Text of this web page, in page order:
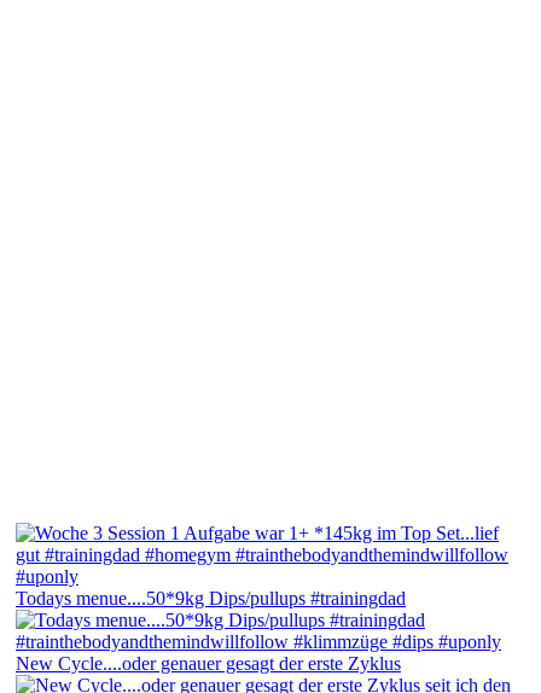
Todays menue....50*9kg Dips/pullups #trainingdad
New Cycle....oder genauer gesagt der erste Zyklus